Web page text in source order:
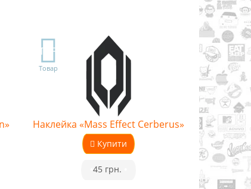
TOP
Товар
Наклейка «Mass Effect Cerberus»
Купити
45 грн.